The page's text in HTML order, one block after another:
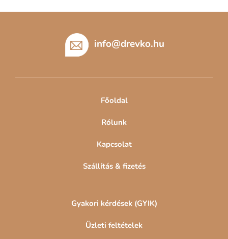
info@drevko.hu
Főoldal
Rólunk
Kapcsolat
Szállítás & fizetés
Gyakori kérdések (GYIK)
Üzleti feltételek